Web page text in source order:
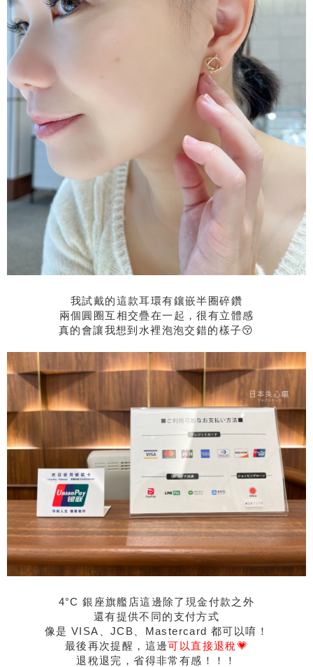
我試戴的這款耳環有鑲嵌半圈碎鑽
兩個圓圈互相交疊在一起，很有立體感
真的會讓我想到水裡泡泡交錯的樣子😚
4°C 銀座旗艦店這邊除了現金付款之外
還有提供不同的支付方式
像是 VISA、JCB、Mastercard 都可以唷！
最後再次提醒，這邊可以直接退稅💗
退稅退完，省得非常有感！！！